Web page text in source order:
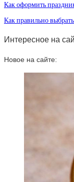
Как оформить
Как правильно
Интересное на
Новое на сайте: